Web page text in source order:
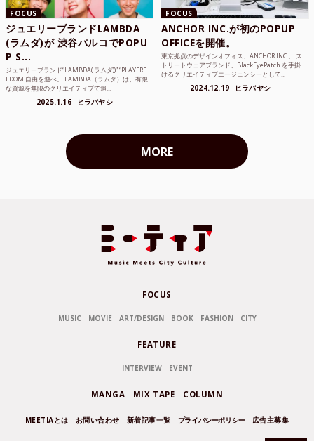
FOCUS
ジュエリーブランドLAMBDA
(ラムダ)が 渋谷パルコでPOPU
P S...
ジュエリーブランド“LAMBDA( ラムダ))” “PLAYFRE
EDOM 自由を遊べ。 LAMBDA（ラムダ）は、有限
な資源を無限のクリエイティブで追...
2025.1.16 ヒラバヤシ
FOCUS
ANCHOR INC.が初のPOPUP
OFFICEを開催。
東京拠点のデザインオフィス、ANCHOR INC.。 ス
トリートウェアブランド、BlackEyePatch を手掛
けるクリエイティブエージェンシーとして...
2024.12.19 ヒラバヤシ
MORE
FOCUS
MUSIC MOVIE ART/DESIGN BOOK FASHION CITY
FEATURE
INTERVIEW EVENT
MANGA MIX TAPE COLUMN
MEETIAとは お問い合わせ 新着記事一覧 プライバシーポリシー 広告主募集